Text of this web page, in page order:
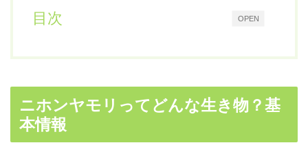
OPEN
目次
ニホンヤモリってどんな生き物？基
本情報